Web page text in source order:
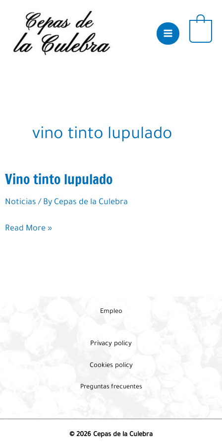
content
vino tinto lupulado
Vino tinto lupulado
Noticias / By Cepas de la Culebra
Vino
Read More »
Empleo
Privacy policy
Cookies policy
Preguntas frecuentes
© 2026 Cepas de la Culebra